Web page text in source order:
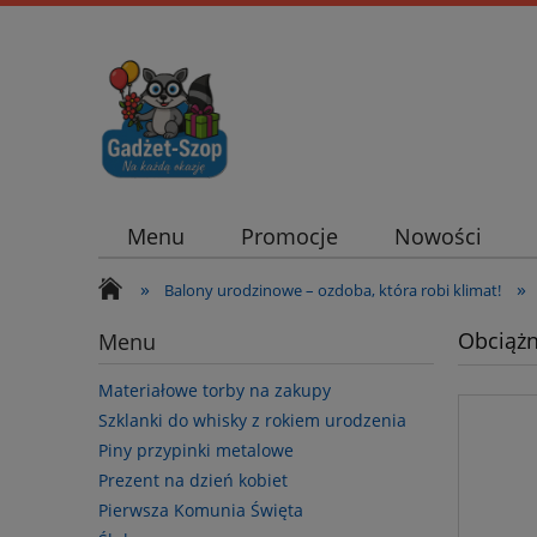
Menu Promocje Nowości
» Balony urodzinowe – ozdoba, która robi klimat! »
Menu
Materiałowe torby na zakupy
Szklanki do whisky z rokiem urodzenia
Piny przypinki metalowe
Prezent na dzień kobiet
Pierwsza Komunia Święta